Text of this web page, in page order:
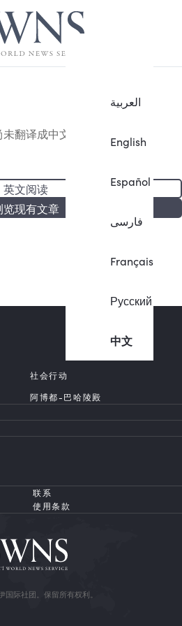
العربية
English
Español
فارسی
Français
Русский
中文
翻译成中文。
英文阅读
览现有文章
社会行动
阿博都-巴哈陵殿
联系
使用条款
际社团。保留所有权利。